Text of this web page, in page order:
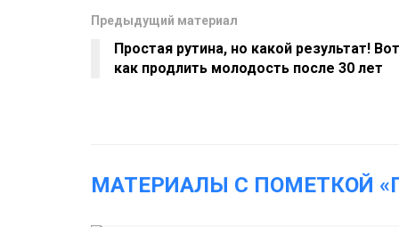
Предыдущий материал
Простая рутина, но какой результат! Вот
как продлить молодость после 30 лет
МАТЕРИАЛЫ С ПОМЕТКОЙ